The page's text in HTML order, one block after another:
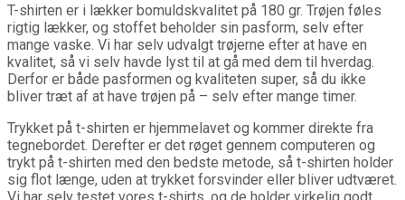
T-shirten er i lækker bomuldskvalitet på 180 gr. Trøjen føles
rigtig lækker, og stoffet beholder sin pasform, selv efter
mange vaske. Vi har selv udvalgt trøjerne efter at have en
kvalitet, så vi selv havde lyst til at gå med dem til hverdag.
Derfor er både pasformen og kvaliteten super, så du ikke
bliver træt af at have trøjen på – selv efter mange timer.
Trykket på t-shirten er hjemmelavet og kommer direkte fra
tegnebordet. Derefter er det røget gennem computeren og
trykt på t-shirten med den bedste metode, så t-shirten holder
sig flot længe, uden at trykket forsvinder eller bliver udtværet.
Vi har selv testet vores t-shirts, og de holder virkelig godt.